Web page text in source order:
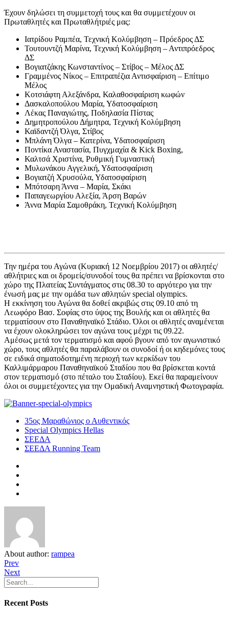
Έχουν δηλώσει τη συμμετοχή τους και θα συμμετέχουν οι
Πρωταθλητές και Πρωταθλήτριές μας:
Ιατρίδου Ραμπέα, Τεχνική Κολύμβηση – Πρόεδρος ΔΣ
Τουτουντζή Μαρίνα, Τεχνική Κολύμβηση – Αντιπρόεδρος
ΔΣ
Βογιατζάκης Κωνσταντίνος – Στίβος – Μέλος ΔΣ
Γραμμένος Νίκος – Επιτραπέζια Αντισφαίριση – Επίτιμο
Μέλος
Κοτσιάφτη Αλεξάνδρα, Καλαθοσφαίριση κωφών
Δασκαλοπούλου Μαρία, Υδατοσφαίριση
Λέκας Παναγιώτης, Ποδηλασία Πίστας
Δημητροπούλου Δήμητρα, Τεχνική Κολύμβηση
Καϊδαντζή Όλγα, Στίβος
Μπλάνη Όλγα – Κατερίνα, Υδατοσφαίριση
Ποντίκα Αναστασία, Πυγχμαχία & Kick Boxing,
Καλτσά Χριστίνα, Ρυθμική Γυμναστική
Μυλωνάκου Αγγελική, Υδατοσφαίριση
Βογιατζή Χρυσούλα, Υδατοσφαίριση
Μπότσαρη Άννα – Μαρία, Σκάκι
Παπαγεωργίου Αλεξία, Άρση Βαρών
Άννα Μαρία Σαμοθράκη, Τεχνική Κολύμβηση
Την ημέρα του Αγώνα (Κυριακή 12 Νοεμβρίου 2017) οι αθλητές/
αθλήτριες και οι δρομείς/συνοδοί τους θα πρέπει να βρίσκονται στο
χώρο της Πλατείας Συντάγματος στις 08.30 το αργότερο για την
ένωσή μας με την ομάδα των αθλητών special olympics.
Η εκκίνηση του Αγώνα θα δοθεί ακριβώς στις 09.10 από τη
Λεωφόρο Βασ. Σοφίας στο ύψος της Βουλής και οι αθλητές θα
τερματίσουν στο Παναθηναϊκό Στάδιο. Όλοι οι αθλητές αναμένεται
να έχουν ολοκληρώσει τον αγώνα τους μέχρι τις 09.22.
Αμέσως μετά τον τερματισμό και αφού βγουν από τον αγωνιστικό
χώρο, τους αθλητές θα παραλάβουν οι συνοδοί ή οι κηδεμόνες τους
σε ειδικά σηματοδοτημένη περιοχή των κερκίδων του
Καλλιμάρμαρου Παναθηναϊκού Σταδίου που θα βρίσκεται κοντά
στον τερματισμό (στο πέταλο του Σταδίου). Εκεί θα παραμείνουν
όλοι οι συμμετέχοντες για την Ομαδική Αναμνηστική Φωτογραφία.
35ος Μαραθώνιος ο Αυθεντικός
Special Olympics Hellas
ΣΕΕΔΑ
ΣΕΕΔΑ Running Team
About author: rampea
Prev
Next
Recent Posts